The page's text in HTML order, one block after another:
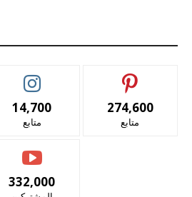
14,700
متابع
274,600
متابع
332,000